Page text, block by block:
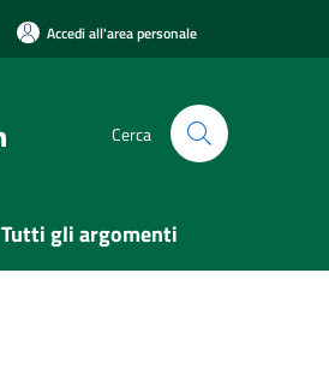
Accedi all'area personale
Cerca
Tutti gli argomenti